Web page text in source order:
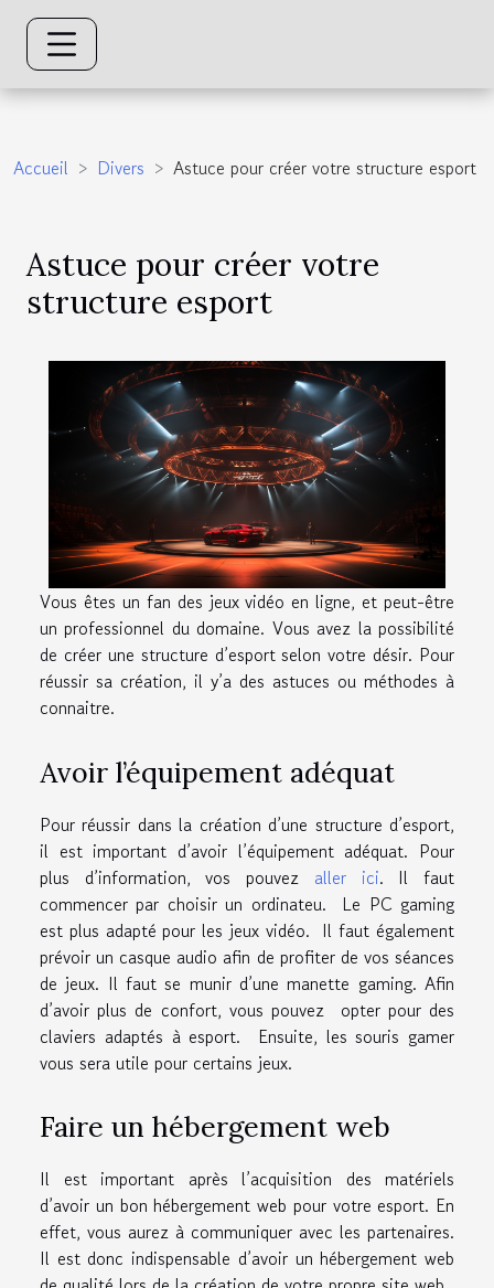
Accueil Divers Astuce pour créer votre structure esport
Astuce pour créer votre
structure esport
Vous êtes un fan des jeux vidéo en ligne, et peut-être
un professionnel du domaine. Vous avez la possibilité
de créer une structure d’esport selon votre désir. Pour
réussir sa création, il y’a des astuces ou méthodes à
connaitre.
Avoir l’équipement adéquat
Pour réussir dans la création d’une structure d’esport,
il est important d’avoir l’équipement adéquat. Pour
plus d’information, vos pouvez aller ici. Il faut
commencer par choisir un ordinateu. Le PC gaming
est plus adapté pour les jeux vidéo. Il faut également
prévoir un casque audio afin de profiter de vos séances
de jeux. Il faut se munir d’une manette gaming. Afin
d’avoir plus de confort, vous pouvez opter pour des
claviers adaptés à esport. Ensuite, les souris gamer
vous sera utile pour certains jeux.
Faire un hébergement web
Il est important après l’acquisition des matériels
d’avoir un bon hébergement web pour votre esport. En
effet, vous aurez à communiquer avec les partenaires.
Il est donc indispensable d’avoir un hébergement web